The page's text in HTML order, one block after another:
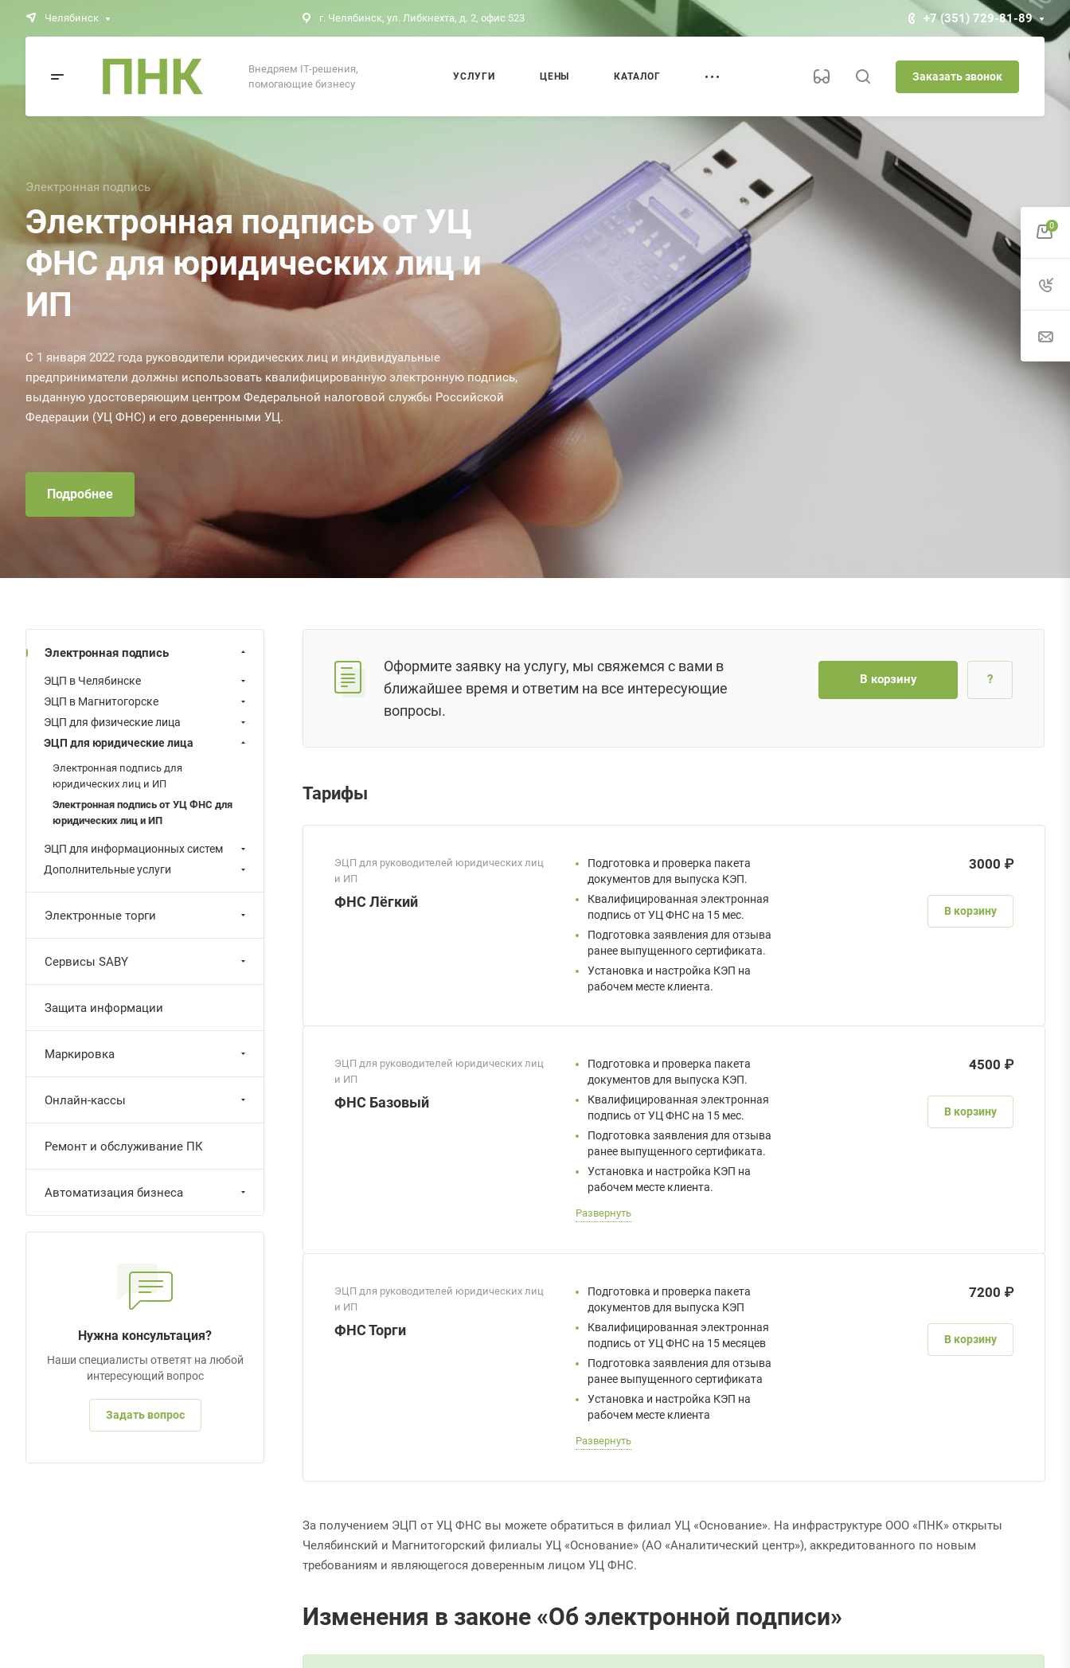
Челябинск г. Челябинск, ул. Либкнехта, д. 2, офис 523 +7 (351) 729-81-89
Внедряем IT-решения,
помогающие бизнесу
УСЛУГИ ЦЕНЫ КАТАЛОГ Заказать звонок
Электронная подпись
Электронная подпись от УЦ
ФНС для юридических лиц и
ИП
С 1 января 2022 года руководители юридических лиц и индивидуальные
предприниматели должны использовать квалифицированную электронную подпись,
выданную удостоверяющим центром Федеральной налоговой службы Российской
Федерации (УЦ ФНС) и его доверенными УЦ.
Подробнее
Оформите заявку на услугу, мы свяжемся с вами в
ближайшее время и ответим на все интересующие
вопросы.
В корзину ?
Тарифы
ЭЦП для руководителей юридических лиц
и ИП
ФНС Лёгкий
Подготовка и проверка пакета
документов для выпуска КЭП.
Квалифицированная электронная
подпись от УЦ ФНС на 15 мес.
Подготовка заявления для отзыва
ранее выпущенного сертификата.
Установка и настройка КЭП на
рабочем месте клиента.
3000 ₽
В корзину
ЭЦП для руководителей юридических лиц
и ИП
ФНС Базовый
Подготовка и проверка пакета
документов для выпуска КЭП.
Квалифицированная электронная
подпись от УЦ ФНС на 15 мес.
Подготовка заявления для отзыва
ранее выпущенного сертификата.
Установка и настройка КЭП на
рабочем месте клиента.
Развернуть
4500 ₽
В корзину
ЭЦП для руководителей юридических лиц
и ИП
ФНС Торги
Подготовка и проверка пакета
документов для выпуска КЭП
Квалифицированная электронная
подпись от УЦ ФНС на 15 месяцев
Подготовка заявления для отзыва
ранее выпущенного сертификата
Установка и настройка КЭП на
рабочем месте клиента
Развернуть
7200 ₽
В корзину
За получением ЭЦП от УЦ ФНС вы можете обратиться в филиал УЦ «Основание». На инфраструктуре ООО «ПНК» открыты
Челябинский и Магнитогорский филиалы УЦ «Основание» (АО «Аналитический центр»), аккредитованного по новым
требованиям и являющегося доверенным лицом УЦ ФНС.
Изменения в законе «Об электронной подписи»
Электронная подпись
ЭЦП в Челябинске
ЭЦП в Магнитогорске
ЭЦП для физические лица
ЭЦП для юридические лица
Электронная подпись для
юридических лиц и ИП
Электронная подпись от УЦ ФНС для
юридических лиц и ИП
ЭЦП для информационных систем
Дополнительные услуги
Электронные торги
Сервисы SABY
Защита информации
Маркировка
Онлайн-кассы
Ремонт и обслуживание ПК
Автоматизация бизнеса
Нужна консультация?
Наши специалисты ответят на любой
интересующий вопрос
Задать вопрос
0